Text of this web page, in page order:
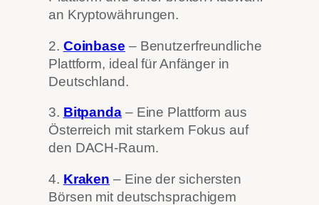
an Kryptowährungen.
2. Coinbase – Benutzerfreundliche
Plattform, ideal für Anfänger in
Deutschland.
3. Bitpanda– Eine Plattform aus
Österreich mit starkem Fokus auf
den DACH-Raum.
4. Kraken – Eine der sichersten
Börsen mit deutschsprachigem